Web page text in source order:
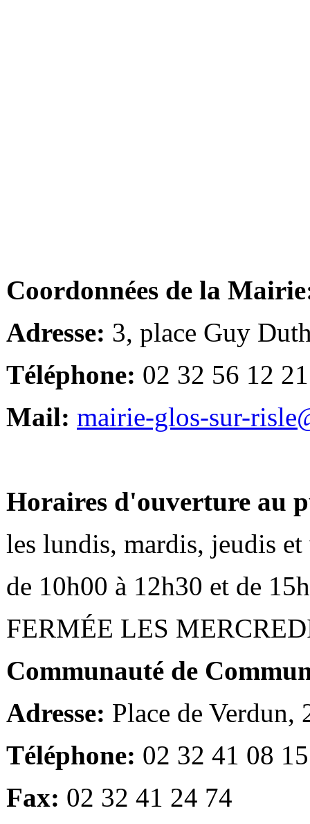
Coordonnées de la
Adresse: 3, place Guy
Téléphone: 02 32 56 12 21
Mail: mairie-glos-sur-
Horaires d'ouverture au
les lundis, mardis, jeudis et
de 10h00 à 12h30 et de
FERMÉE LES
Communauté de
Adresse: Place de Verdun,
Téléphone: 02 32 41 08 15
Fax: 02 32 41 24 74